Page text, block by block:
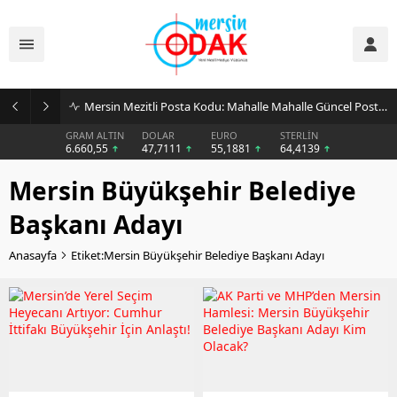
Mersin Mezitli Posta Kodu: Mahalle Mahalle Güncel Posta Kodu Rehberi
GRAM ALTIN
6.660,55
DOLAR
47,7111
EURO
55,1881
STERLİN
64,4139
Mersin Büyükşehir Belediye
Başkanı Adayı
Anasayfa Etiket:Mersin Büyükşehir Belediye Başkanı Adayı